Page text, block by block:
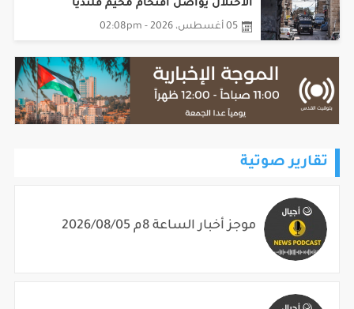
الاحتلال يواصل اقتحام مخيم قلنديا
05 أغسطس، 2026 - 02:08pm
تقارير صوتية
موجز أخبار الساعة 8م 2026/08/05